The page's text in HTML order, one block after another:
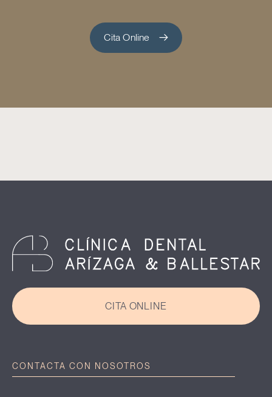
Cita Online
CITA ONLINE
CONTACTA CON NOSOTROS